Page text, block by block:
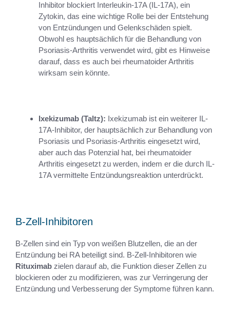
Inhibitor blockiert Interleukin-17A (IL-17A), ein
Zytokin, das eine wichtige Rolle bei der Entstehung
von Entzündungen und Gelenkschäden spielt.
Obwohl es hauptsächlich für die Behandlung von
Psoriasis-Arthritis verwendet wird, gibt es Hinweise
darauf, dass es auch bei rheumatoider Arthritis
wirksam sein könnte.
Ixekizumab (Taltz): Ixekizumab ist ein weiterer IL-
17A-Inhibitor, der hauptsächlich zur Behandlung von
Psoriasis und Psoriasis-Arthritis eingesetzt wird,
aber auch das Potenzial hat, bei rheumatoider
Arthritis eingesetzt zu werden, indem er die durch IL-
17A vermittelte Entzündungsreaktion unterdrückt.
B-Zell-Inhibitoren
B-Zellen sind ein Typ von weißen Blutzellen, die an der
Entzündung bei RA beteiligt sind. B-Zell-Inhibitoren wie
Rituximab zielen darauf ab, die Funktion dieser Zellen zu
blockieren oder zu modifizieren, was zur Verringerung der
Entzündung und Verbesserung der Symptome führen kann.